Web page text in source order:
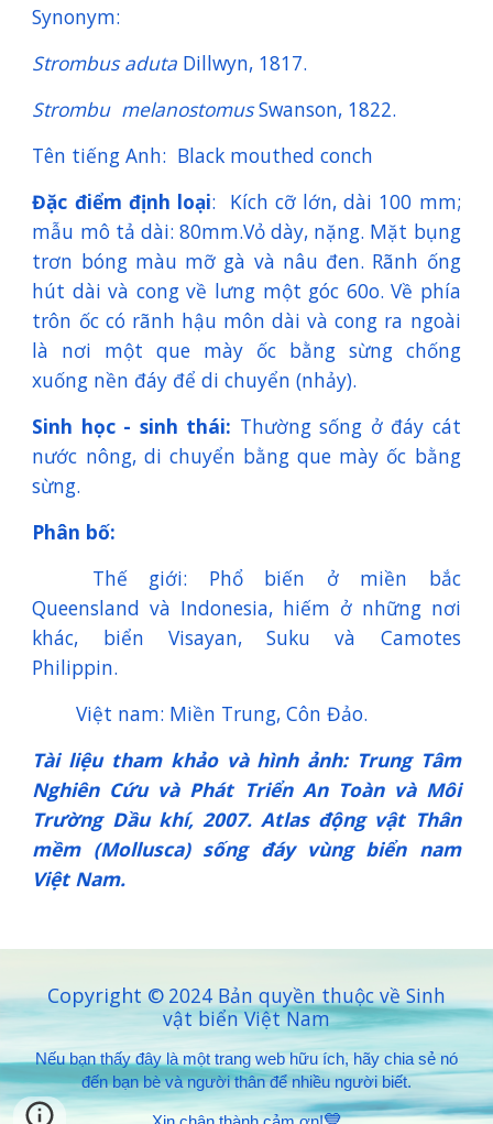
Synonym:
Strombus aduta Dillwyn, 1817.
Strombu melanostomusSwanson, 1822.
Tên tiếng Anh: Black mouthed conch
Đặc điểm định loại: Kích cỡ lớn, dài 100 mm;
mẫu mô tả dài: 80mm.Vỏ dày, nặng. Mặt bụng
trơn bóng màu mỡ gà và nâu đen. Rãnh ống
hút dài và cong về lưng một góc 60o. Về phía
trôn ốc có rãnh hậu môn dài và cong ra ngoài
là nơi một que mày ốc bằng sừng chống
xuống nền đáy để di chuyển (nhảy).
Sinh học - sinh thái: Thường sống ở đáy cát
nước nông, di chuyển bằng que mày ốc bằng
sừng.
Phân bố:
Thế giới: Phổ biến ở miền bắc
Queensland và Indonesia, hiếm ở những nơi
khác, biển Visayan, Suku và Camotes
Philippin.
Việt nam: Miền Trung, Côn Đảo.
Tài liệu tham khảo và hình ảnh: Trung Tâm
Nghiên Cứu và Phát Triển An Toàn và Môi
Trường Dầu khí, 2007. Atlas động vật Thân
mềm (Mollusca) sống đáy vùng biển nam
Việt Nam.
Copyright © 2024 Bản quyền thuộc về Sinh
vật biển Việt Nam
Nếu bạn thấy đây là một trang web hữu ích, hãy chia sẻ nó
đến bạn bè và người thân để nhiều người biết.